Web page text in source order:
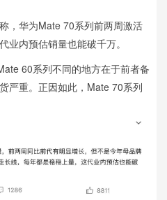
，华为Mate 70系列前两周激活
业内预估销量也能破千万。
60系列不同的地方在于前者备
严重。正因如此，Mate 70系列